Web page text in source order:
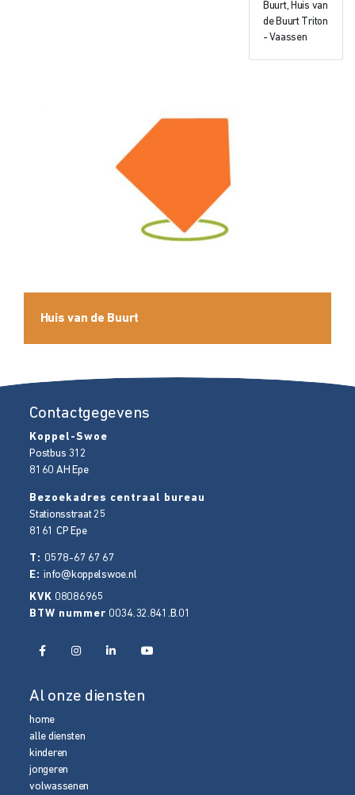
Buurt, Huis van
de Buurt Triton
- Vaassen
Huis van de Buurt
Contactgegevens
Koppel-Swoe
Postbus 312
8160 AH Epe
Bezoekadres centraal bureau
Stationsstraat 25
8161 CP Epe
T: 0578-67 67 67
E:info@koppelswoe.nl
KVK 08086965
BTW nummer 0034.32.841.B.01
Al onze diensten
home
alle diensten
kinderen
jongeren
volwassenen